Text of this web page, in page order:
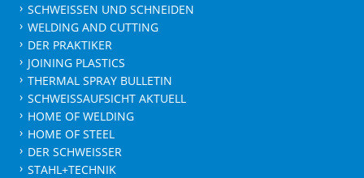
SCHWEISSEN UND SCHNEIDEN
WELDING AND CUTTING
DER PRAKTIKER
JOINING PLASTICS
THERMAL SPRAY BULLETIN
SCHWEISSAUFSICHT AKTUELL
HOME OF WELDING
HOME OF STEEL
DER SCHWEISSER
STAHL+TECHNIK